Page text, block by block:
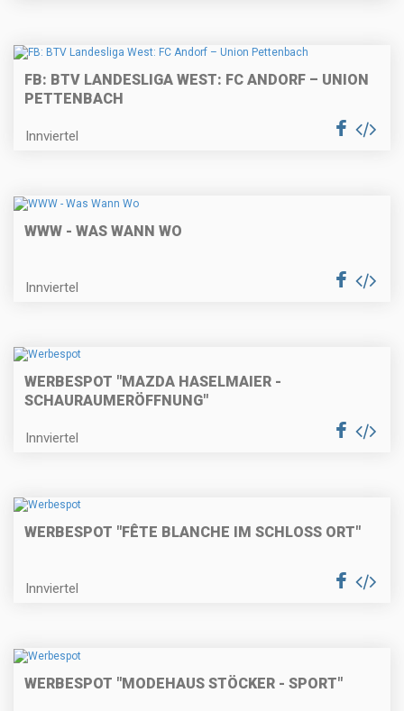
FB: BTV LANDESLIGA WEST: FC ANDORF – UNION
PETTENBACH
Innviertel
WWW - WAS WANN WO
Innviertel
WERBESPOT "MAZDA HASELMAIER -
SCHAURAUMERÖFFNUNG"
Innviertel
WERBESPOT "FÊTE BLANCHE IM SCHLOSS ORT"
Innviertel
WERBESPOT "MODEHAUS STÖCKER - SPORT"